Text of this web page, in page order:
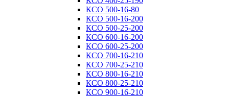
КСО 500-16-80
КСО 500-16-200
КСО 500-25-200
КСО 600-16-200
КСО 600-25-200
КСО 700-16-210
КСО 700-25-210
КСО 800-16-210
КСО 800-25-210
КСО 900-16-210